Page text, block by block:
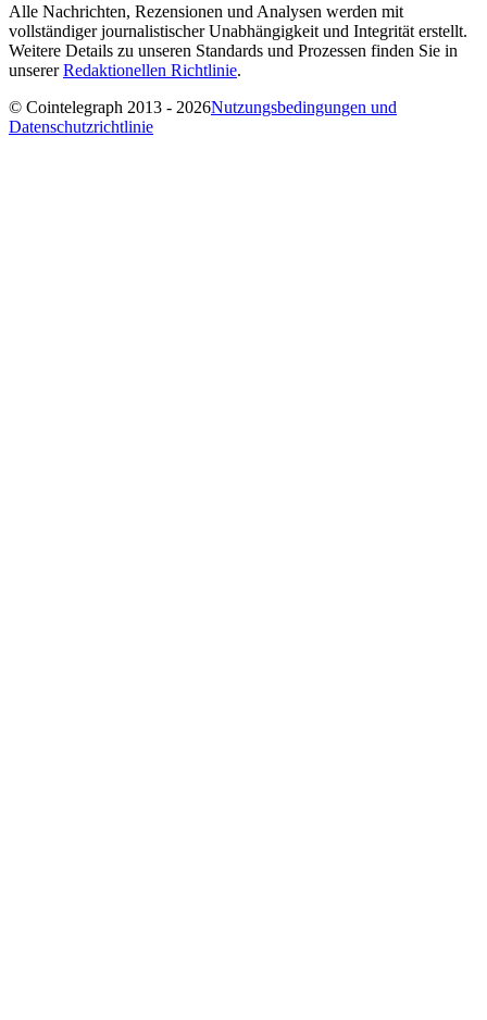
Alle Nachrichten, Rezensionen und Analysen werden mit
vollständiger journalistischer Unabhängigkeit und Integrität erstellt.
Weitere Details zu unseren Standards und Prozessen finden Sie in
unsererRedaktionellen Richtlinie.
© Cointelegraph 2013 - 2026Nutzungsbedingungen und
Datenschutzrichtlinie